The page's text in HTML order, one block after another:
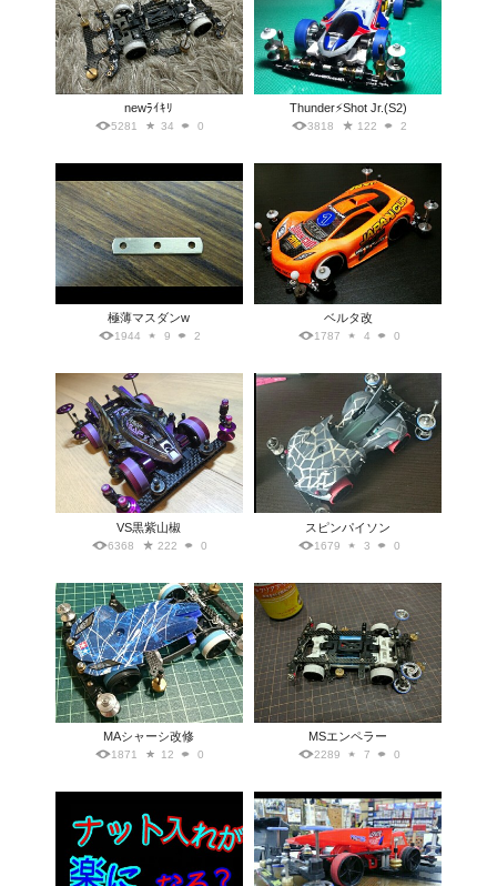
newﾗｲｷﾘ
5281 34 0
Thunder⚡️Shot Jr.(S2)
3818 122 2
極薄マスダンw
1944 9 2
ベルタ改
1787 4 0
VS黒紫山椒
6368 222 0
スピンパイソン
1679 3 0
MAシャーシ改修
1871 12 0
MSエンペラー
2289 7 0